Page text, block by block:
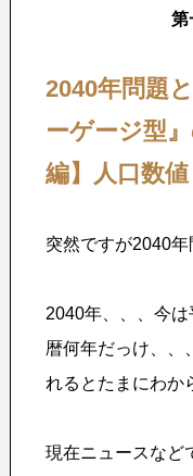
2040年問題
ーゲージ型
編】人口数値
突然ですが2040
2040年、、、今
暦何年だっけ、、
れるとたまにわか
現在ニュースなど
第